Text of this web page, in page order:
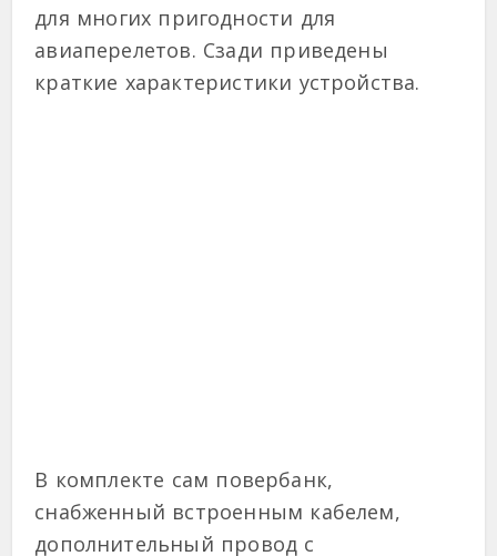
для многих пригодности для
авиаперелетов. Сзади приведены
краткие характеристики устройства.
В комплекте сам повербанк,
снабженный встроенным кабелем,
дополнительный провод с